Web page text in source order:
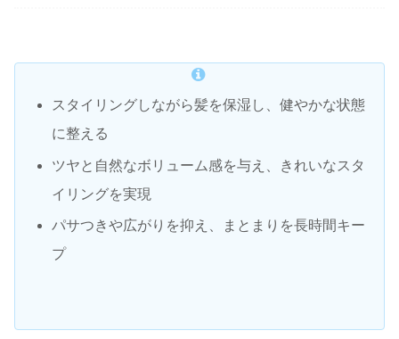
スタイリングしながら髪を保湿し、健やかな状態
に整える
ツヤと自然なボリューム感を与え、きれいなスタ
イリングを実現
パサつきや広がりを抑え、まとまりを長時間キー
プ